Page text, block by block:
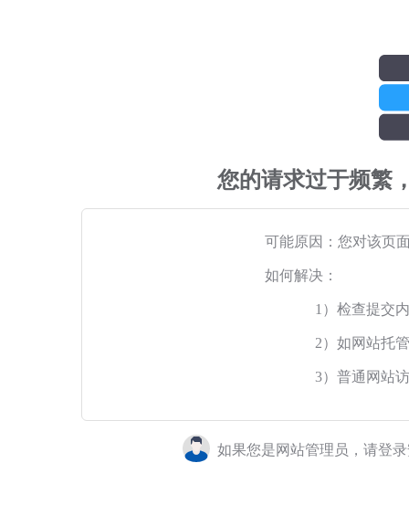
您的请求过于频繁
可能原因：您对该页
如何解决：
1）检查提交
2）如网站托
3）普通网站
如果您是网站管理员，请登